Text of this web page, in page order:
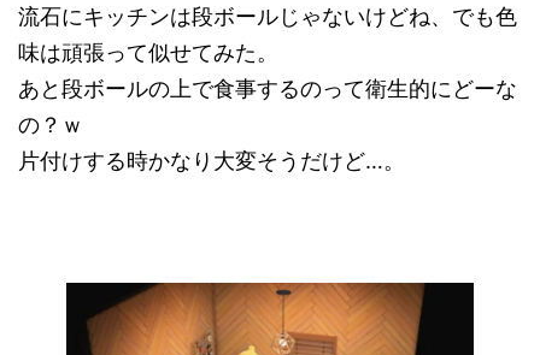
流石にキッチンは段ボールじゃないけどね、でも色
味は頑張って似せてみた。
あと段ボールの上で食事するのって衛生的にどーな
の？ｗ
片付けする時かなり大変そうだけど…。